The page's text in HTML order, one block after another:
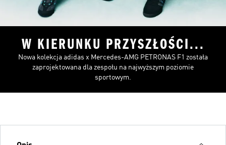
W KIERUNKU PRZYSZŁOŚCI...
Nowa kolekcja adidas x Mercedes-AMG PETRONAS F1 została
zaprojektowana dla zespołu na najwyższym poziomie
sportowym.